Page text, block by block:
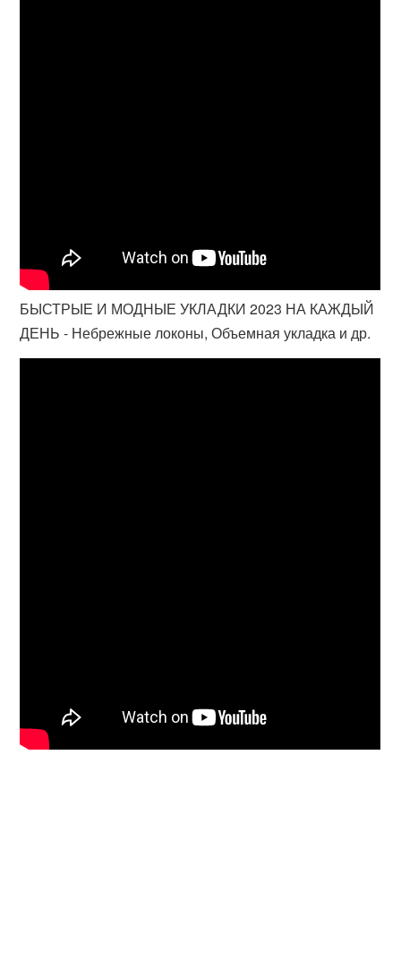
БЫСТРЫЕ И МОДНЫЕ УКЛАДКИ 2023 НА КАЖДЫЙ
ДЕНЬ - Небрежные локоны, Объемная укладка и др.